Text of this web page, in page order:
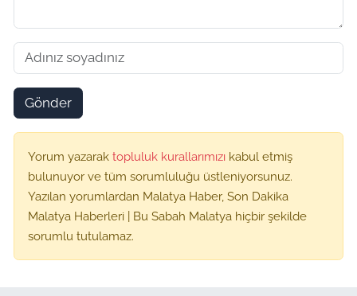
Gönder
Yorum yazarak topluluk kurallarımızı kabul etmiş
bulunuyor ve tüm sorumluluğu üstleniyorsunuz.
Yazılan yorumlardan Malatya Haber, Son Dakika
Malatya Haberleri | Bu Sabah Malatya hiçbir şekilde
sorumlu tutulamaz.